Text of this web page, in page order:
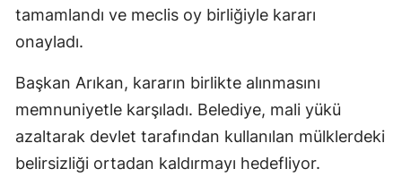
tamamlandı ve meclis oy birliğiyle kararı
onayladı.
Başkan Arıkan, kararın birlikte alınmasını
memnuniyetle karşıladı. Belediye, mali yükü
azaltarak devlet tarafından kullanılan mülklerdeki
belirsizliği ortadan kaldırmayı hedefliyor.